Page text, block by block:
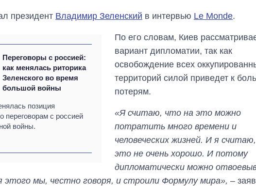
президент Владимир Зеленский в интервью Le Monde.
Переговоры с россией:
как менялась риторика
Зеленского во время
большой войны
позиция
переговорам с россией
войны.
По его словам, Киев
вариант дипломатии, так как
освобождение всех
территорий силой приведет к
потерям.
«Я считаю, что на это можно
потратить много времени и
человеческих жизней. И я
это не очень хорошо. И потому
дипломатически можно
мы, честно говоря, и строили Формулу мира», –